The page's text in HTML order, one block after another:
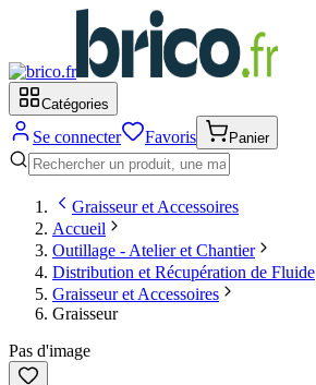
Catégories
Se connecter Favoris Panier
Graisseur et Accessoires
Accueil
Outillage - Atelier et Chantier
Distribution et Récupération de Fluide
Graisseur et Accessoires
Graisseur
Pas d'image